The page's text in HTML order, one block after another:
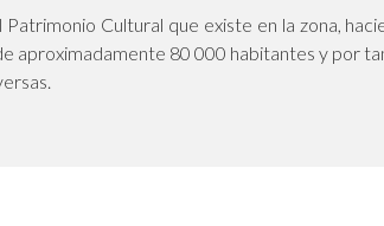
Cultural que existe en la zona,
aproximadamente 80 000 habitantes y por